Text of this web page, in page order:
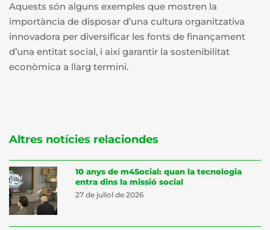
Aquests són alguns exemples que mostren la
importància de disposar d’una cultura organitzativa
innovadora per diversificar les fonts de finançament
d’una entitat social, i així garantir la sostenibilitat
econòmica a llarg termini.
Altres notícies relaciondes
10 anys de m4Social: quan la tecnologia
entra dins la missió social
27 de juliol de 2026